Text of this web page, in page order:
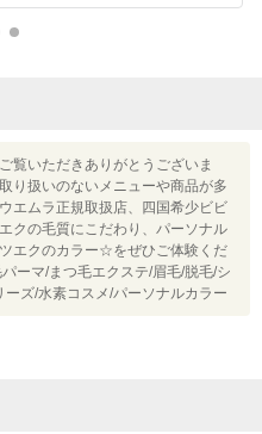
覧いただきありがとうございま
り扱いのないメニューや商品が多
エムラ正規取扱店、四国希少ビビ
クの毛質にこだわり、パーソナル
エクのカラー☆をぜひご体験くだ
ーマ/まつ毛エクステ/眉毛/脱毛/シ
ーズ/水素コスメ/パーソナルカラー